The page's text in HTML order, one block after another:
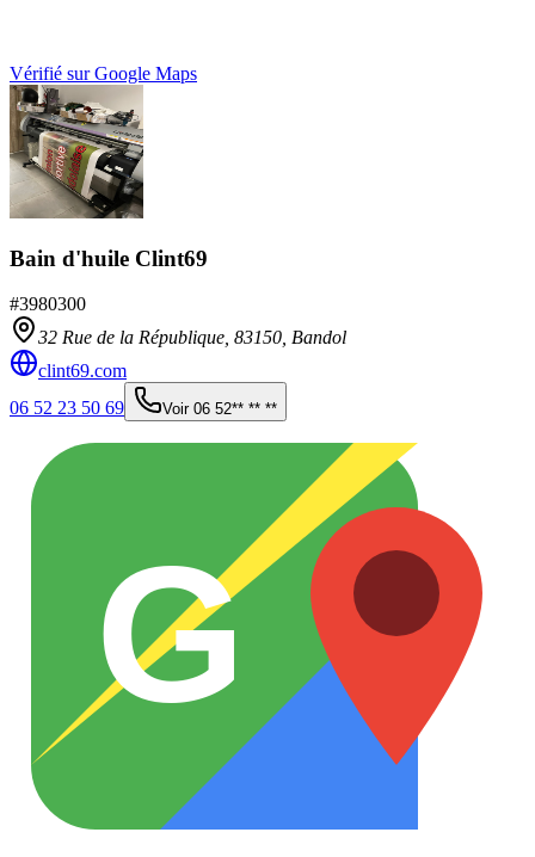
Vérifié sur Google Maps
Bain d'huile Clint69
#3980300
32 Rue de la République, 83150, Bandol
clint69.com
06 52 23 50 69
Voir 06 52** ** **
G